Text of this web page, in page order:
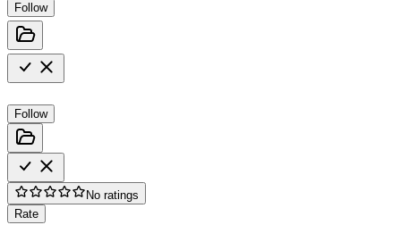
Follow
Follow
No ratings
Rate